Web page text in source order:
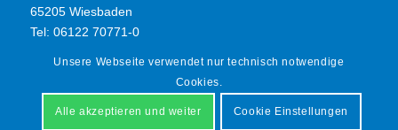
65205 Wiesbaden
Tel: 06122 70771-0
Unsere Webseite verwendet nur technisch notwendige
Cookies.
Alle akzeptieren und weiter Cookie Einstellungen